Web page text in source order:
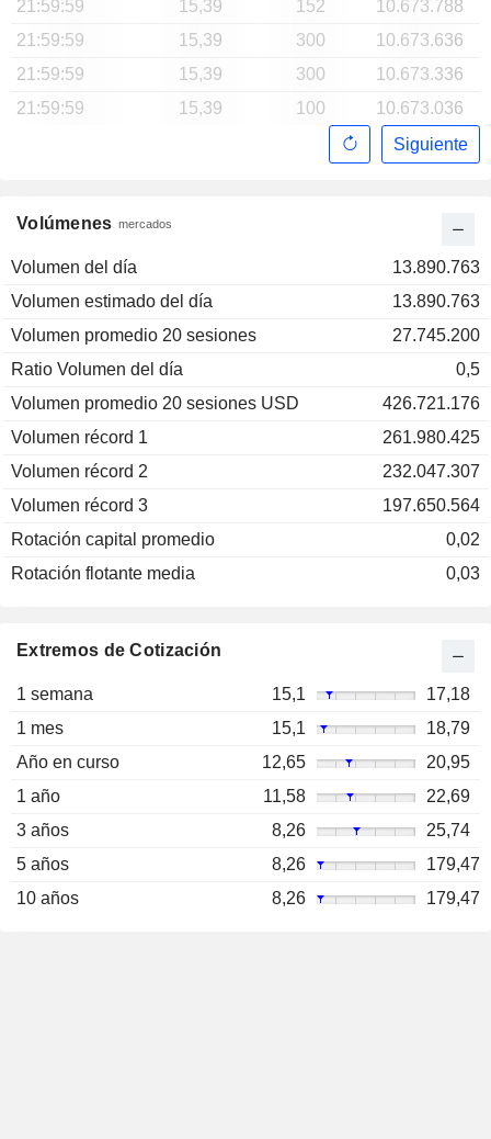
Volúmenes mercados
Volumen del día
13.890.763
Volumen estimado del día
13.890.763
Volumen promedio 20 sesiones
27.745.200
Ratio Volumen del día
0,5
Volumen promedio 20 sesiones USD
426.721.176
Volumen récord 1
261.980.425
Volumen récord 2
232.047.307
Volumen récord 3
197.650.564
Rotación capital promedio
0,02
Rotación flotante media
0,03
21:59:59
15,39 152
10.673.788
21:59:59
15,39 300
10.673.636
21:59:59
15,39 300
10.673.336
21:59:59
15,39 100
10.673.036
Siguiente
Extremos de Cotización
1 semana 15,1
17,18
1 mes
15,1
18,79
Año en curso
12,65
20,95
1 año
11,58
22,69
3 años
8,26
25,74
5 años
8,26
179,47
10 años
8,26 179,47